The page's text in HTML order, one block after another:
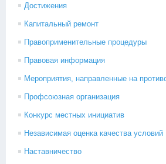
Достижения
Капитальный ремонт
Правоприменительные процедуры
Правовая информация
Мероприятия, направленные на
Профсоюзная организация
Конкурс местных инициатив
Независимая оценка качества условий
Наставничество